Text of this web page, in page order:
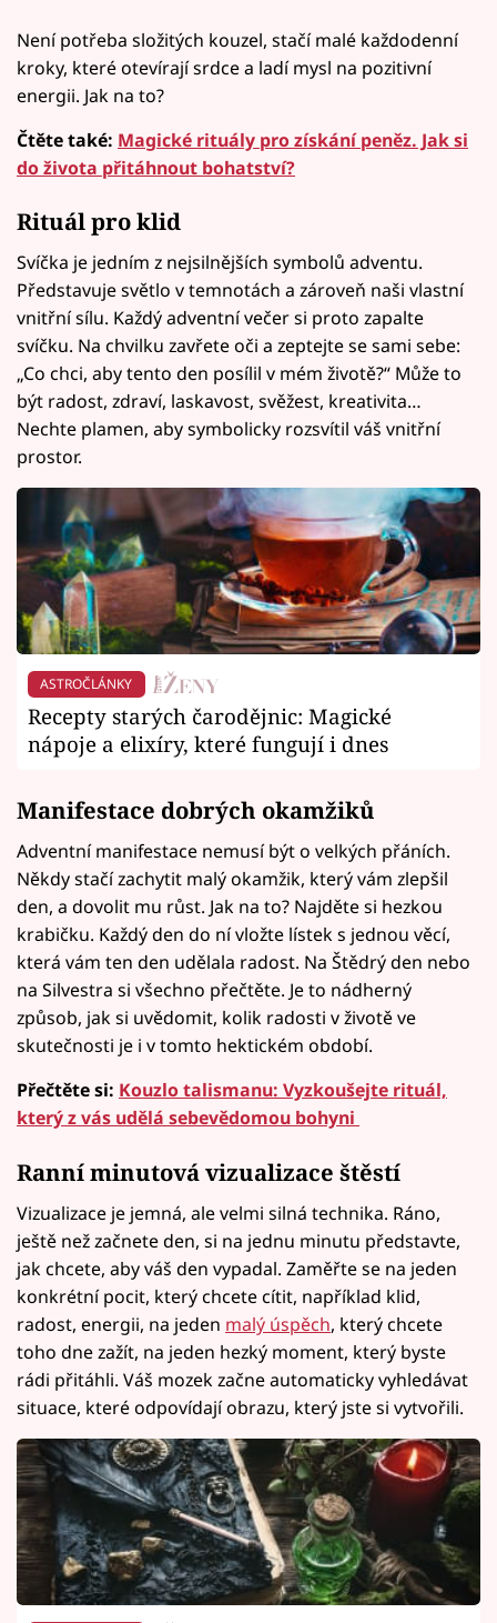
Není potřeba složitých kouzel, stačí malé každodenní
kroky, které otevírají srdce a ladí mysl na pozitivní
energii. Jak na to?
Čtěte také: Magické rituály pro získání peněz. Jak si
do života přitáhnout bohatství?
Rituál pro klid
Svíčka je jedním z nejsilnějších symbolů adventu.
Představuje světlo v temnotách a zároveň naši vlastní
vnitřní sílu. Každý adventní večer si proto zapalte
svíčku. Na chvilku zavřete oči a zeptejte se sami sebe:
„Co chci, aby tento den posílil v mém životě?“ Může to
být radost, zdraví, laskavost, svěžest, kreativita…
Nechte plamen, aby symbolicky rozsvítil váš vnitřní
prostor.
ASTROČLÁNKY
Recepty starých čarodějnic: Magické
nápoje a elixíry, které fungují i dnes
Manifestace dobrých okamžiků
Adventní manifestace nemusí být o velkých přáních.
Někdy stačí zachytit malý okamžik, který vám zlepšil
den, a dovolit mu růst. Jak na to? Najděte si hezkou
krabičku. Každý den do ní vložte lístek s jednou věcí,
která vám ten den udělala radost. Na Štědrý den nebo
na Silvestra si všechno přečtěte. Je to nádherný
způsob, jak si uvědomit, kolik radosti v životě ve
skutečnosti je i v tomto hektickém období.
Přečtěte si: Kouzlo talismanu: Vyzkoušejte rituál,
který z vás udělá sebevědomou bohyni
Ranní minutová vizualizace štěstí
Vizualizace je jemná, ale velmi silná technika. Ráno,
ještě než začnete den, si na jednu minutu představte,
jak chcete, aby váš den vypadal. Zaměřte se na jeden
konkrétní pocit, který chcete cítit, například klid,
radost, energii, na jeden malý úspěch, který chcete
toho dne zažít, na jeden hezký moment, který byste
rádi přitáhli. Váš mozek začne automaticky vyhledávat
situace, které odpovídají obrazu, který jste si vytvořili.